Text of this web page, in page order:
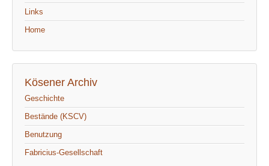
Links
Home
Kösener Archiv
Geschichte
Bestände (KSCV)
Benutzung
Fabricius-Gesellschaft